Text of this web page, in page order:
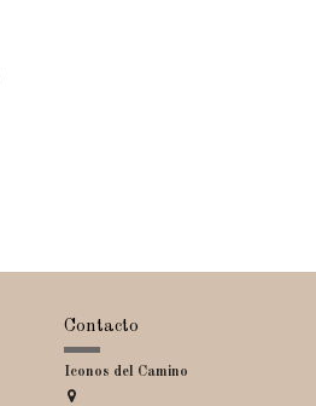
Contacto
Iconos del Camino